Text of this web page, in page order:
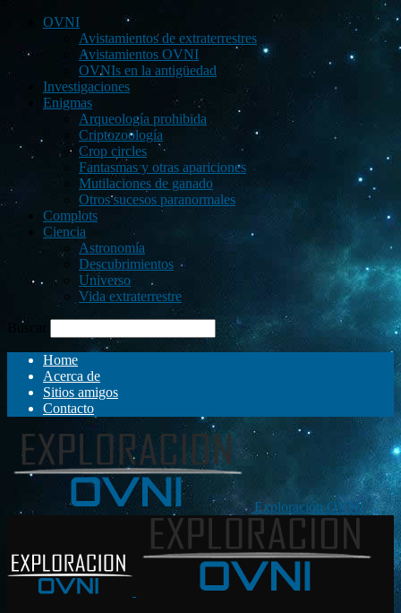
OVNI
Avistamientos de extraterrestres
Avistamientos OVNI
OVNIs en la antigüedad
Investigaciones
Enigmas
Arqueología prohibida
Criptozoología
Crop circles
Fantasmas y otras apariciones
Mutilaciones de ganado
Otros sucesos paranormales
Complots
Ciencia
Astronomía
Descubrimientos
Universo
Vida extraterrestre
Buscar
Home
Acerca de
Sitios amigos
Contacto
Exploración OVNI